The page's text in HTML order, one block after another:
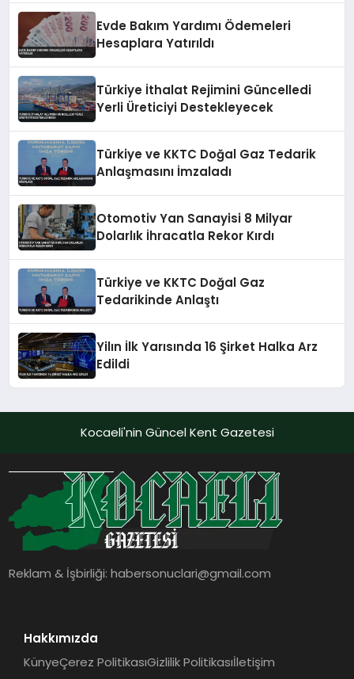
Evde Bakım Yardımı Ödemeleri
Hesaplara Yatırıldı
Türkiye İthalat Rejimini Güncelledi
Yerli Üreticiyi Destekleyecek
Türkiye ve KKTC Doğal Gaz Tedarik
Anlaşmasını İmzaladı
Otomotiv Yan Sanayisi 8 Milyar
Dolarlık İhracatla Rekor Kırdı
Türkiye ve KKTC Doğal Gaz
Tedarikinde Anlaştı
Yilın İlk Yarısında 16 Şirket Halka Arz
Edildi
Kocaeli'nin Güncel Kent Gazetesi
Reklam & İşbirliği:habersonuclari@gmail.com
Hakkımızda
KünyeÇerez PolitikasıGizlilik Politikasıİletişim